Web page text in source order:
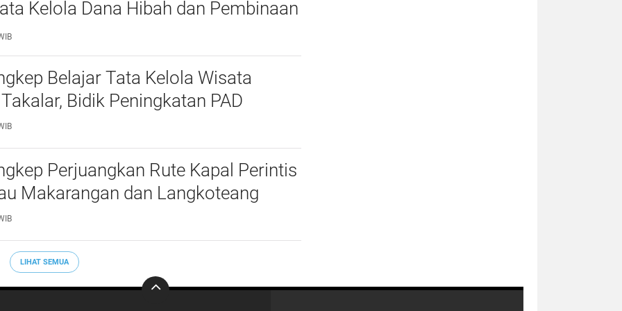
Kelola Dana Hibah dan Pembinaan
Belajar Tata Kelola Wisata
Bidik Peningkatan PAD
Perjuangkan Rute Kapal Perintis
Makarangan dan Langkoteang
LIHAT SEMUA